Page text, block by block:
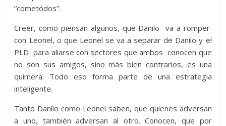
“cometódos”.
Creer, como piensan algunos, que Danilo va a romper
con Leonel, o que Leonel se va a separar de Danilo y el
PLD para aliarse con sectores que ambos conocen que
no son sus amigos, sino más bien contrarios, es una
quimera. Todo eso forma parte de una estrategia
inteligente.
Tanto Danilo como Leonel saben, que quienes adversan
a uno, también adversan al otro. Conocen, que por